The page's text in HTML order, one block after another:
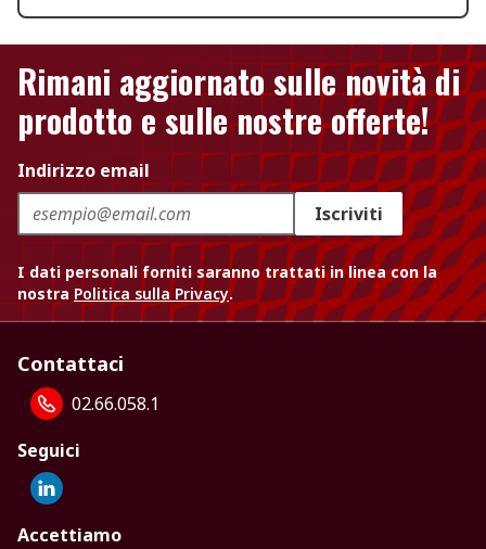
Rimani aggiornato sulle novità di
prodotto e sulle nostre offerte!
Indirizzo email
Iscriviti
I dati personali forniti saranno trattati in linea con la
nostra Politica sulla Privacy.
Contattaci
02.66.058.1
Seguici
Accettiamo